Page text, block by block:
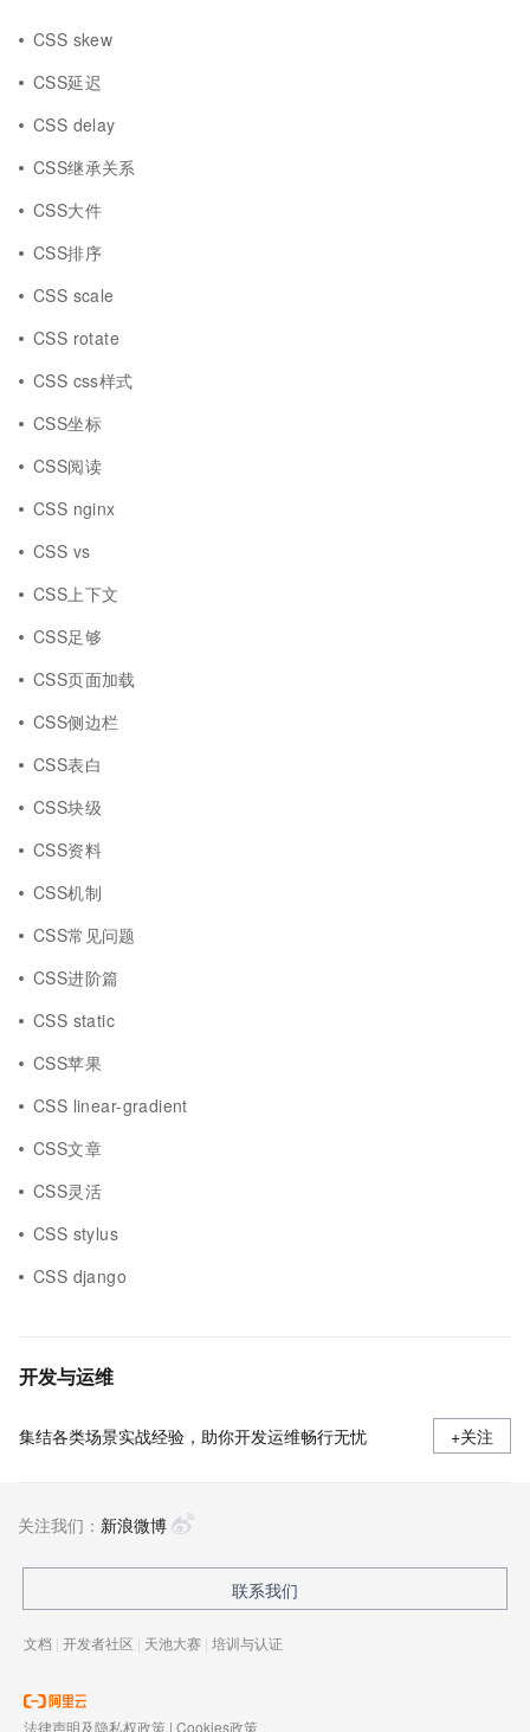
CSS skew
CSS延迟
CSS delay
CSS继承关系
CSS大件
CSS排序
CSS scale
CSS rotate
CSS css样式
CSS坐标
CSS阅读
CSS nginx
CSS vs
CSS上下文
CSS足够
CSS页面加载
CSS侧边栏
CSS表白
CSS块级
CSS资料
CSS机制
CSS常见问题
CSS进阶篇
CSS static
CSS苹果
CSS linear-gradient
CSS文章
CSS灵活
CSS stylus
CSS django
开发与运维
集结各类场景实战经验，助你开发运维畅行无忧 +关注
关注我们： 新浪微博
联系我们
文档 | 开发者社区 | 天池大赛 | 培训与认证
法律声明及隐私权政策 | Cookies政策